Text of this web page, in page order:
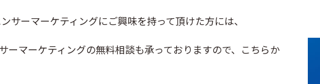
サーマーケティングにご興味を持って頂けた方には、
ーマーケティングの無料相談も承っておりますので、こちらか